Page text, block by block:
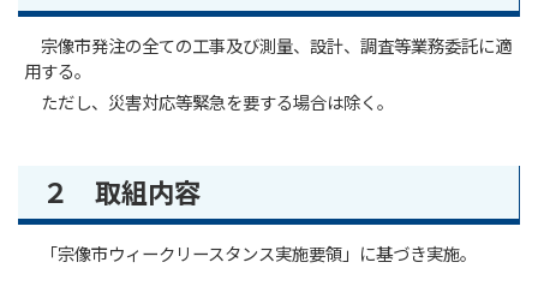
宗像市発注の全ての工事及び測量、設計、調査等業務委託に適
用する。
ただし、災害対応等緊急を要する場合は除く。
２ 取組内容
「宗像市ウィークリースタンス実施要領」に基づき実施。